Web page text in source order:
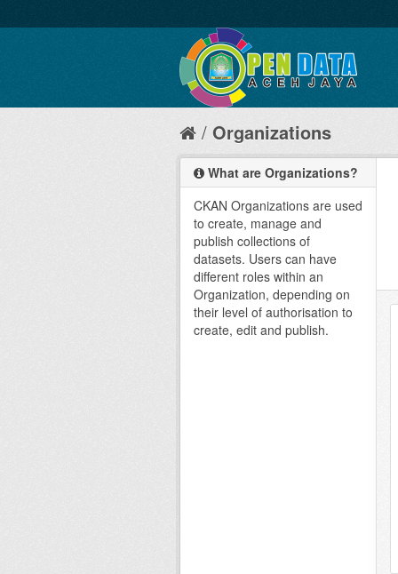
Organizations
What are Organizations?
CKAN Organizations are used
to create, manage and
publish collections of
datasets. Users can have
different roles within an
Organization, depending on
their level of authorisation to
create, edit and publish.